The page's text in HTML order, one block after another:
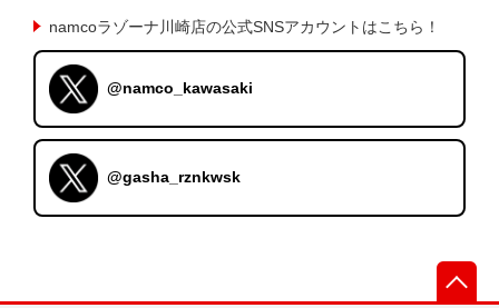
namcoラゾーナ川崎店の公式SNSアカウントはこちら！
@namco_kawasaki
@gasha_rznkwsk